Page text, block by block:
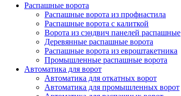
Распашные ворота
Распашные ворота из профнастила
Распашные ворота с калиткой
Ворота из сэндвич панелей распашные
Деревянные распашные ворота
Распашные ворота из евроштакетника
Промышленные распашные ворота
Автоматика для ворот
Автоматика для откатных ворот
Автоматика для промышленных ворот